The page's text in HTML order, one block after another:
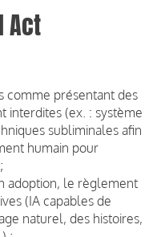
Act
comme présentant des
interdites (ex. : système
subliminales afin
humain pour
adoption, le règlement
(IA capables de
naturel, des histoires,